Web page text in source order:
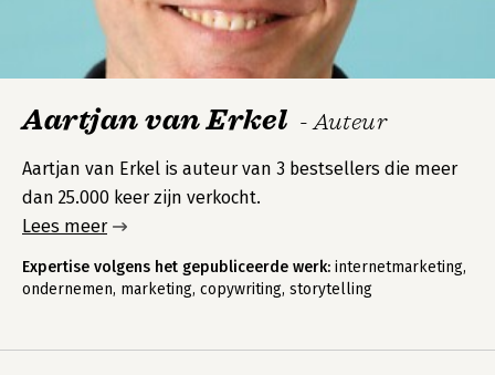
Aartjan van Erkel - Auteur
Aartjan van Erkel is auteur van 3 bestsellers die meer
dan 25.000 keer zijn verkocht.
Lees meer
Expertise volgens het gepubliceerde werk: internetmarketing,
ondernemen, marketing, copywriting, storytelling